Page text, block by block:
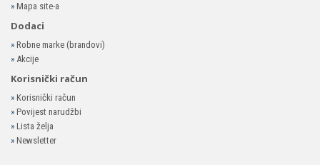
» Mapa site-a
Dodaci
» Robne marke (brandovi)
» Akcije
Korisnički račun
» Korisnički račun
» Povijest narudžbi
» Lista želja
» Newsletter